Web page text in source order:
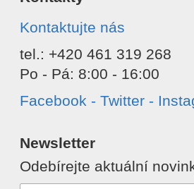
Kontaktujte nás
tel.: +420 461 319 268
Po - Pá: 8:00 - 16:00
Facebook - Twitter -
Newsletter
Odebírejte aktuální